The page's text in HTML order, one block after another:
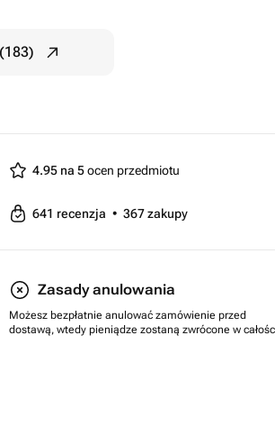
4.95 na 5ocen przedmiotu
641 recenzja • 367zakupy
Zasady anulowania
Możesz bezpłatnie anulować zamówienie przed
dostawą, wtedy pieniądze zostaną zwrócone w